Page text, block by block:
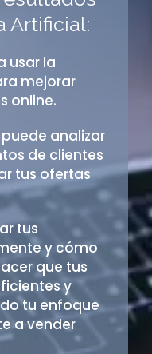
Artificial:
usar la
mejorar
online.
analizar
de clientes
tus ofertas
tus
y cómo
que tus
y
tu enfoque
a vender